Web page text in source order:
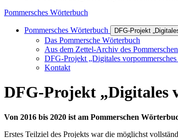
Pommersches Wörterbuch
Pommersches Wörterbuch DFG-Projekt
Das Pommersche Wörterbuch
Aus dem Zettel-Archiv des
DFG-Projekt „Digitales
Kontakt
DFG-Projekt „Digitales
Von 2016 bis 2020 ist am Pommerschen
Erstes Teilziel des Projekts war die möglichst